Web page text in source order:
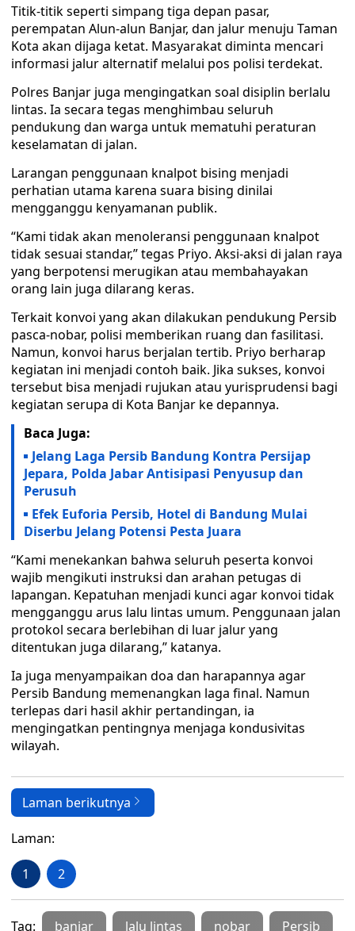
Titik-titik seperti simpang tiga depan pasar,
perempatan Alun-alun Banjar, dan jalur menuju Taman
Kota akan dijaga ketat. Masyarakat diminta mencari
informasi jalur alternatif melalui pos polisi terdekat.
Polres Banjar juga mengingatkan soal disiplin berlalu
lintas. Ia secara tegas menghimbau seluruh
pendukung dan warga untuk mematuhi peraturan
keselamatan di jalan.
Larangan penggunaan knalpot bising menjadi
perhatian utama karena suara bising dinilai
mengganggu kenyamanan publik.
“Kami tidak akan menoleransi penggunaan knalpot
tidak sesuai standar,” tegas Priyo. Aksi-aksi di jalan raya
yang berpotensi merugikan atau membahayakan
orang lain juga dilarang keras.
Terkait konvoi yang akan dilakukan pendukung Persib
pasca-nobar, polisi memberikan ruang dan fasilitasi.
Namun, konvoi harus berjalan tertib. Priyo berharap
kegiatan ini menjadi contoh baik. Jika sukses, konvoi
tersebut bisa menjadi rujukan atau yurisprudensi bagi
kegiatan serupa di Kota Banjar ke depannya.
Baca Juga:
Jelang Laga Persib Bandung Kontra Persijap
Jepara, Polda Jabar Antisipasi Penyusup dan
Perusuh
Efek Euforia Persib, Hotel di Bandung Mulai
Diserbu Jelang Potensi Pesta Juara
“Kami menekankan bahwa seluruh peserta konvoi
wajib mengikuti instruksi dan arahan petugas di
lapangan. Kepatuhan menjadi kunci agar konvoi tidak
mengganggu arus lalu lintas umum. Penggunaan jalan
protokol secara berlebihan di luar jalur yang
ditentukan juga dilarang,” katanya.
Ia juga menyampaikan doa dan harapannya agar
Persib Bandung memenangkan laga final. Namun
terlepas dari hasil akhir pertandingan, ia
mengingatkan pentingnya menjaga kondusivitas
wilayah.
Laman berikutnya
Laman:
1 2
Tag: banjar lalu lintas nobar Persib